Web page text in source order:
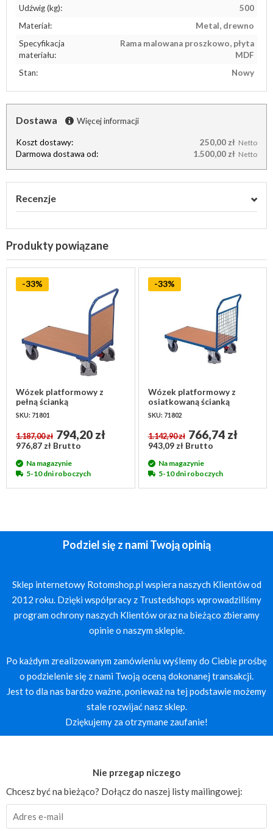
Udźwig (kg):
500
Materiał:
Metal, drewno
Specyfikacja
materiału:
Rama malowana proszkowo, płyta
MDF
Stan:
Nowy
Dostawa Więcej informacji
Koszt dostawy: 250,00 zł Netto
Darmowa dostawa od: 1.500,00 zł Netto
Recenzje
Produkty powiązane
-33%
Wózek platformowy z
pełną ścianką
1325x800x1015mm
SKU: 71801
1.187,00 zł 794,20 zł
976,87 zł Brutto
Na magazynie
5-10 dni roboczych
-33%
Wózek platformowy z
osiatkowaną ścianką
1325x800x1015mm
SKU: 71802
1.142,90 zł 766,74 zł
943,09 zł Brutto
Na magazynie
5-10 dni roboczych
Podziel się z nami Twoją opinią
Sklep internetowy Rotomshop.pl wspiera naszych Klientów od
2012 roku. Dzięki współpracy z Trustedshops wprowadziliśmy
program ochrony naszych Klientów oraz na bieżąco zbieramy
opinie o naszym sklepie.
Po każdym zrealizowanym zamówieniu wyślemy do Ciebie prośbę
o podzielenie się z nami Twoją oceną dokonanej transakcji.
Jest to dla nas bardzo ważne, ponieważ na tej podstawie możemy
stale rozwijać nasz sklep.
Dziękujemy za otrzymane zaufanie!
Nie przegap niczego
Chcesz być na bieżąco? Dołącz do naszej listy mailingowej: